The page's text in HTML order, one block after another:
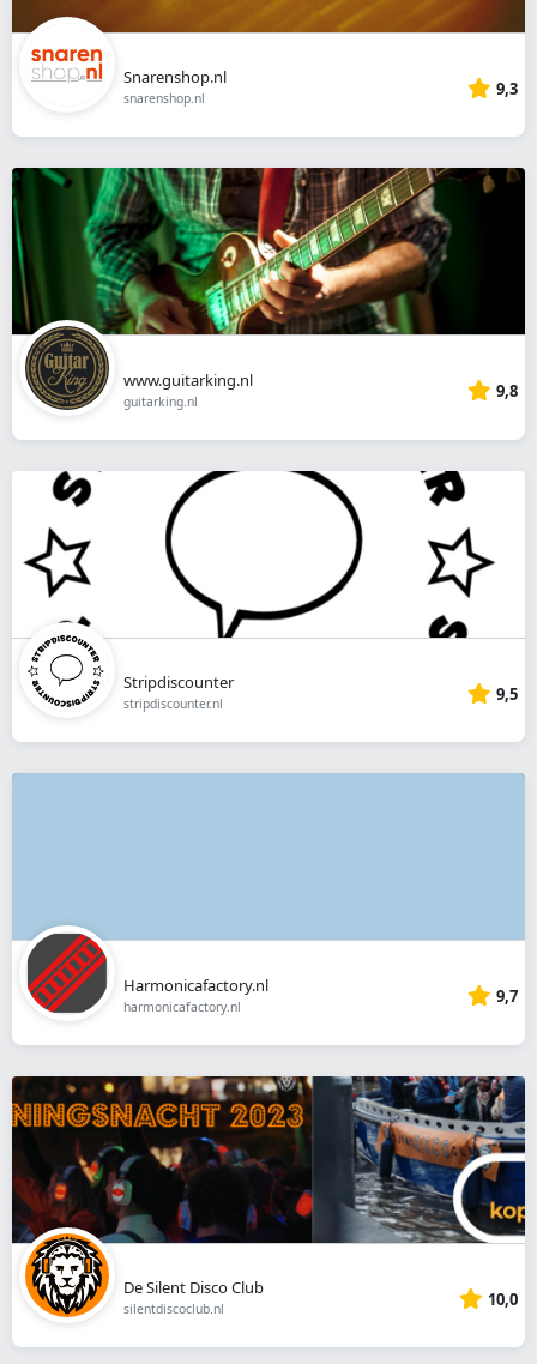
Snarenshop.nl
snarenshop.nl 9,3
www.guitarking.nl
guitarking.nl 9,8
Stripdiscounter
stripdiscounter.nl 9,5
Harmonicafactory.nl
harmonicafactory.nl 9,7
De Silent Disco Club
silentdiscoclub.nl 10,0